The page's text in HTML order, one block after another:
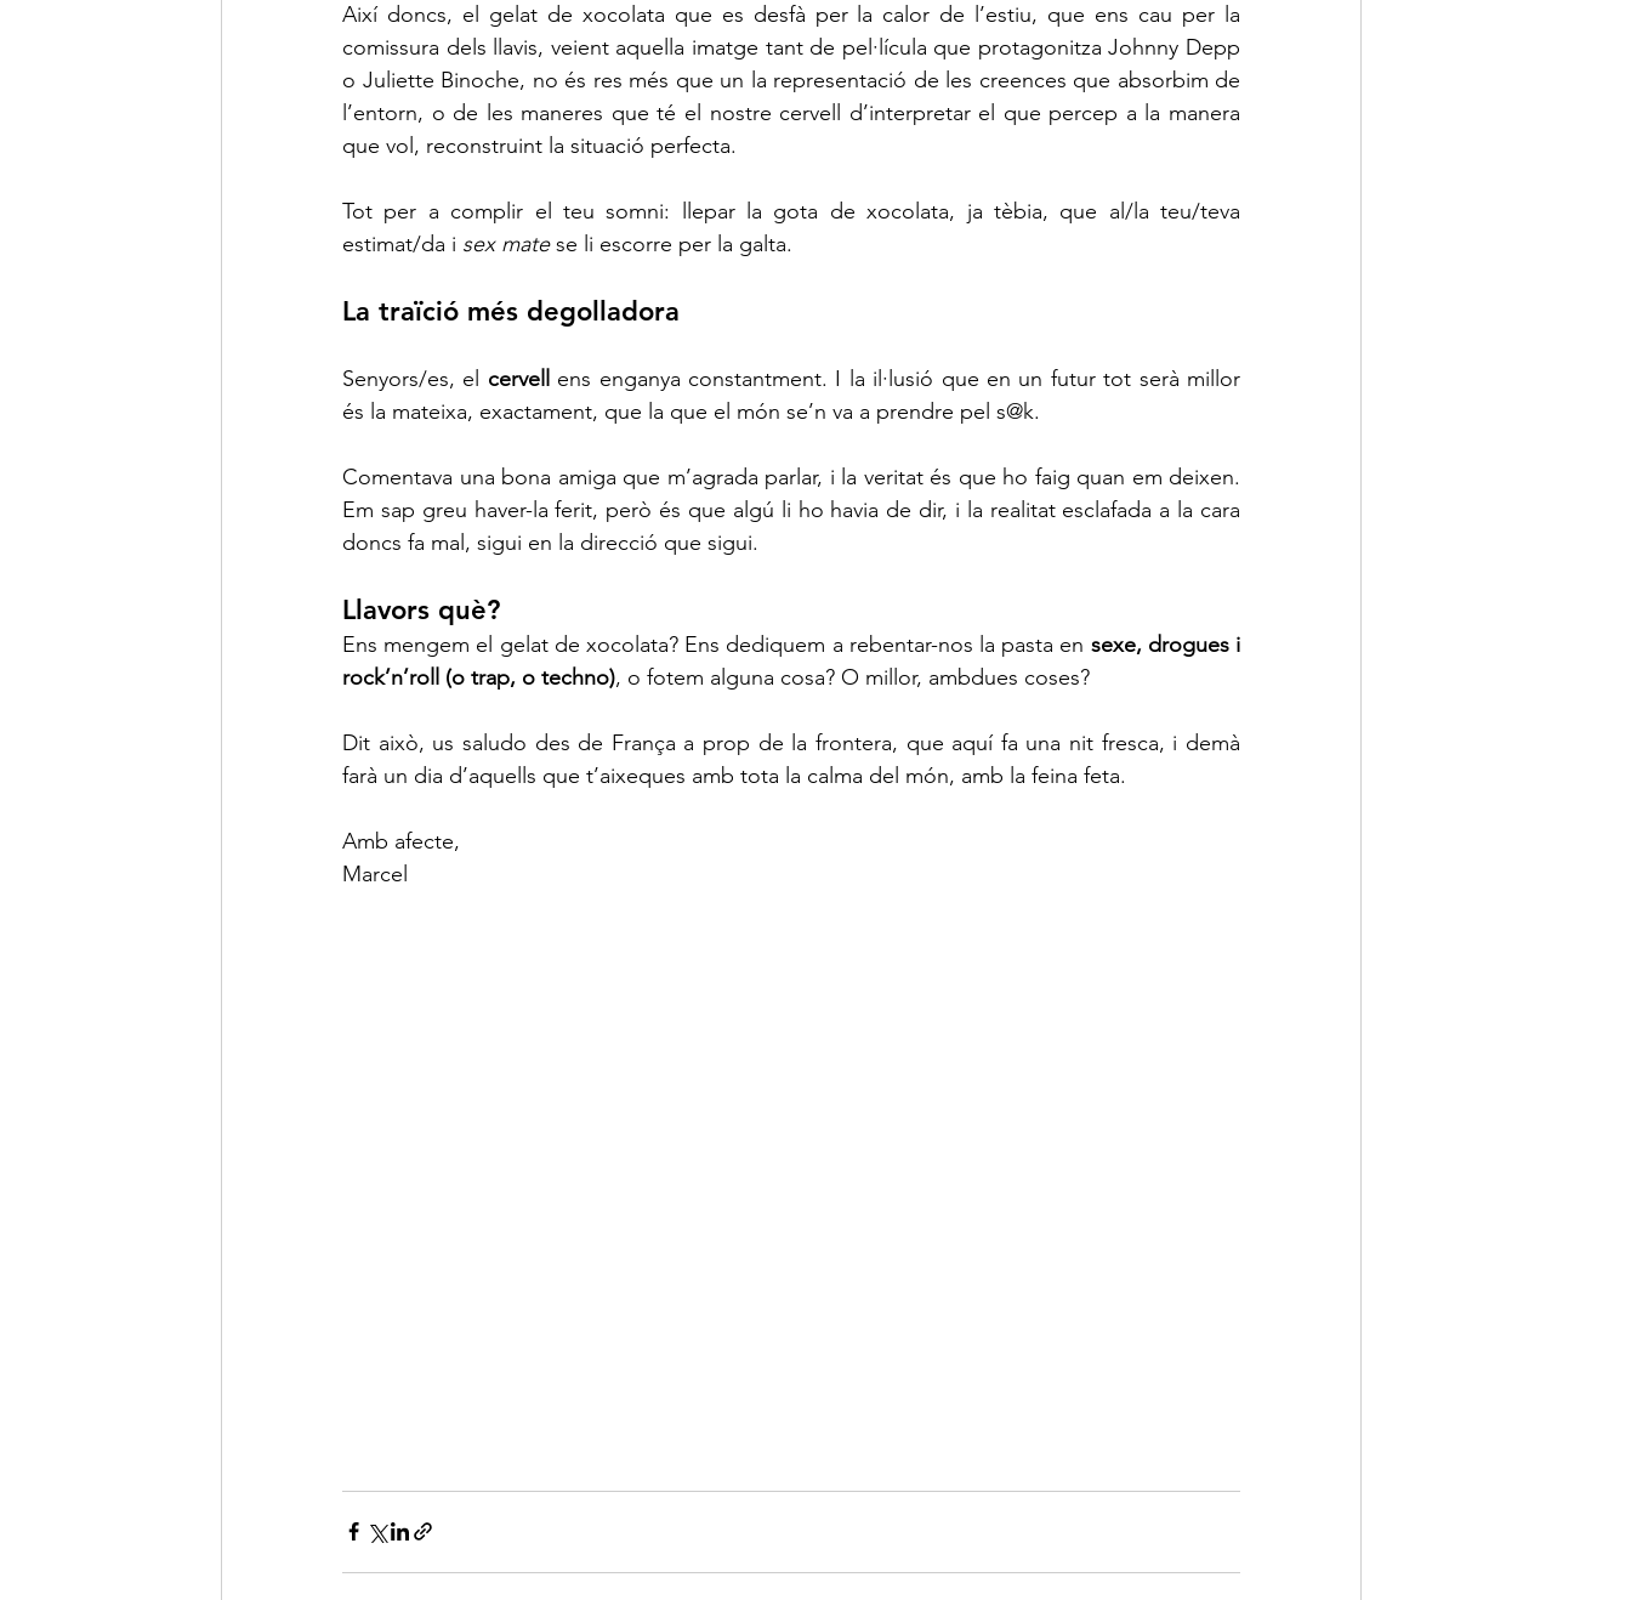
Així doncs, el gelat de xocolata que es desfà per la calor de l’estiu, que ens cau per la
comissura dels llavis, veient aquella imatge tant de pel·lícula que protagonitza Johnny Depp
o Juliette Binoche, no és res més que un la representació de les creences que absorbim de
l’entorn, o de les maneres que té el nostre cervell d’interpretar el que percep a la manera
que vol, reconstruint la situació perfecta.
Tot per a complir el teu somni: llepar la gota de xocolata, ja tèbia, que al/la teu/teva
estimat/da i sex mate se li escorre per la galta.
La traïció més degolladora
Senyors/es, el cervell
ens enganya constantment. I la il·lusió que en un futur tot serà millor
és la mateixa, exactament, que la que el món se’n va a prendre pel s@k.
Comentava una bona amiga que m’agrada parlar, i la veritat és que ho faig quan em deixen.
Em sap greu haver-la ferit, però és que algú li ho havia de dir, i la realitat esclafada a la cara
doncs fa mal, sigui en la direcció que sigui.
Llavors què?
Ens mengem el gelat de xocolata? Ens dediquem a rebentar-nos la pasta en sexe, drogues i
rock’n’roll (o trap, o techno), o fotem alguna cosa? O millor, ambdues coses?
Dit això, us saludo des de França a prop de la frontera, que aquí fa una nit fresca, i demà
farà un dia d’aquells que t’aixeques amb tota la calma del món, amb la feina feta.
Amb afecte,
Marcel